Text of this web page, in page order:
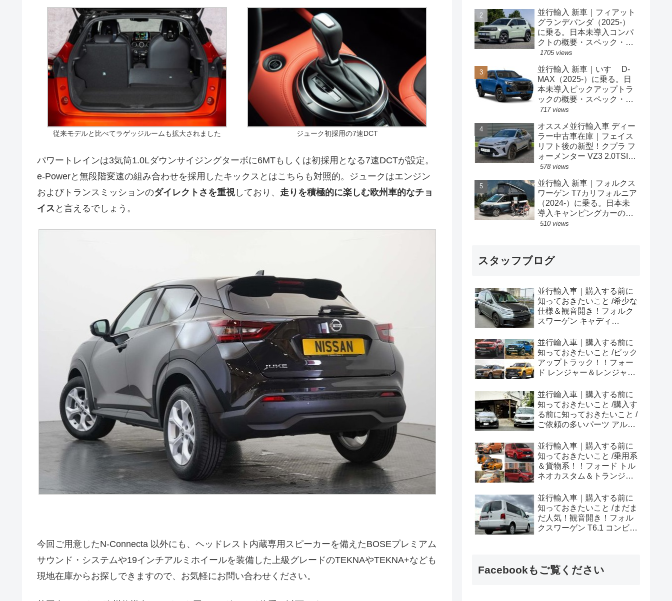
従来モデルと比べてラゲッジルームも拡大されました ジューク初採用の7速DCT
パワートレインは3気筒1.0Lダウンサイジングターボに6MTもしくは初採用となる7速DCTが設定。
e-Powerと無段階変速の組み合わせを採用したキックスとはこちらも対照的。ジュークはエンジン
およびトランスミッションのダイレクトさを重視しており、 走りを積極的に楽しむ欧州車的なチョ
イス と言えるでしょう。
今回ご用意したN-Connecta 以外にも、ヘッドレスト内蔵専用スピーカーを備えたBOSEプレミアム
サウンド・システムや19インチアルミホイールを装備した上級グレードのTEKNAやTEKNA+なども
現地在庫からお探しできますので、お気軽にお問い合わせください。
並行輸入 新車｜フィアット
グランデパンダ（2025-）
に乗る。日本未導入コンパ
クトの概要・スペック・価
格の情報。
1705 views
並行輸入 新車｜いすゞ D-
MAX（2025-）に乗る。日
本未導入ピックアップトラ
ックの概要・スペック・価
格の情報。
717 views
オススメ並行輸入車 ディー
ラー中古車在庫｜フェイス
リフト後の新型！クプラ フ
ォーメンター VZ3 2.0TSI
333PS 4Drive 7DSG 右ハン
578 views
並行輸入 新車｜フォルクス
ワーゲン T7カリフォルニア
（2024-）に乗る。日本未
導入キャンピングカーの概
要・スペック・価格の情
510 views
スタッフブログ
並行輸入車｜購入する前に
知っておきたいこと /希少な
仕様＆観音開き！フォルク
スワーゲン キャディ
並行輸入車｜購入する前に
知っておきたいこと /ピック
アップトラック！！フォー
ド レンジャー＆レンジャー
め！
並行輸入車｜購入する前に
知っておきたいこと /購入す
る前に知っておきたいこと /
ご依頼の多いパーツ アルピ
やカスタム・チューニング
パーツも何とかなる！②
並行輸入車｜購入する前に
知っておきたいこと /乗用系
＆貨物系！！フォード トル
ネオカスタム＆トランジッ
め！
並行輸入車｜購入する前に
知っておきたいこと /まだま
だ人気！観音開き！フォル
クスワーゲン T6.1 コンビ横
Facebookもご覧ください